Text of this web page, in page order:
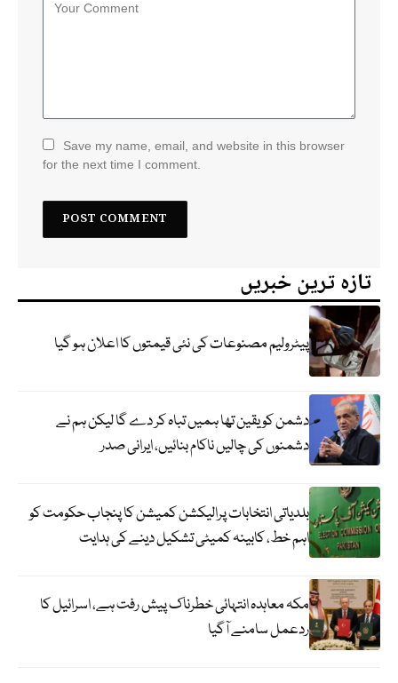
Save my name, email, and website in this browser
for the next time I comment.
تازہ ترین خبریں
پیٹرولیم مصنوعات کی نئی قیمتوں کا اعلان ہو گیا
دشمن کو یقین تھا ہمیں تباہ کر دے گا لیکن ہم نے
دشمنوں کی چالیں ناکام بنائیں، ایرانی صدر
بلدیاتی انتخابات پرالیکشن کمیشن کا پنجاب حکومت کو
اہم خط، کابینہ کمیٹی تشکیل دینے کی ہدایت
مکہ معاہدہ انتہائی خطرناک پیش رفت ہے، اسرائیل کا
ردعمل سامنے آگیا